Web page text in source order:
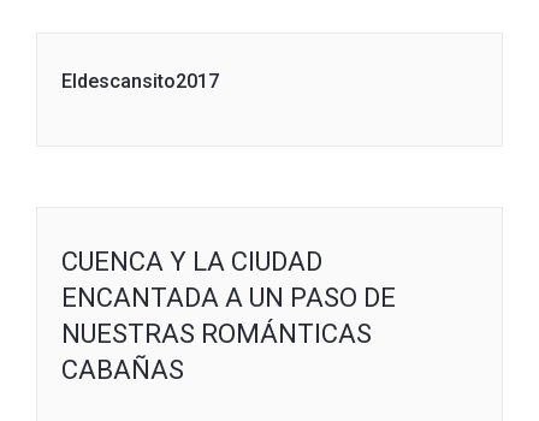
Eldescansito2017
CUENCA Y LA CIUDAD
ENCANTADA A UN PASO DE
NUESTRAS ROMÁNTICAS
CABAÑAS